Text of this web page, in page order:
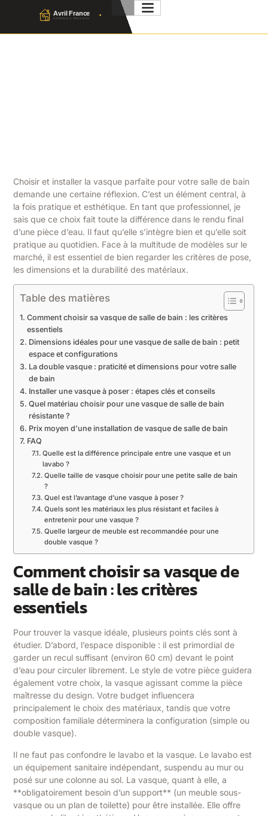
Choisir et installer la vasque parfaite pour votre salle de bain
demande une certaine réflexion. C’est un élément central, à
la fois pratique et esthétique. En tant que professionnel, je
sais que ce choix fait toute la différence dans le rendu final
d’une pièce d’eau. Il faut qu’elle s’intègre bien et qu’elle soit
pratique au quotidien. Face à la multitude de modèles sur le
marché, il est essentiel de bien regarder les critères de pose,
les dimensions et la durabilité des matériaux.
Table des matières
Comment choisir sa vasque de salle de bain : les critères
essentiels
Dimensions idéales pour une vasque de salle de bain : petit
espace et configurations
La double vasque : praticité et dimensions pour votre salle
de bain
Installer une vasque à poser : étapes clés et conseils
Quel matériau choisir pour une vasque de salle de bain
résistante ?
Prix moyen d’une installation de vasque de salle de bain
FAQ
Quelle est la différence principale entre une vasque et un
lavabo ?
Quelle taille de vasque choisir pour une petite salle de bain
?
Quel est l’avantage d’une vasque à poser ?
Quels sont les matériaux les plus résistant et faciles à
entretenir pour une vasque ?
Quelle largeur de meuble est recommandée pour une
double vasque ?
Comment choisir sa vasque de
salle de bain : les critères
essentiels
Pour trouver la vasque idéale, plusieurs points clés sont à
étudier. D’abord, l’espace disponible : il est primordial de
garder un recul suffisant (environ 60 cm) devant le point
d’eau pour circuler librement. Le style de votre pièce guidera
également votre choix, la vasque agissant comme la pièce
maîtresse du design. Votre budget influencera
principalement le choix des matériaux, tandis que votre
composition familiale déterminera la configuration (simple ou
double vasque).
Il ne faut pas confondre le lavabo et la vasque. Le lavabo est
un équipement sanitaire indépendant, suspendu au mur ou
posé sur une colonne au sol. La vasque, quant à elle, a
**obligatoirement besoin d’un support** (un meuble sous-
vasque ou un plan de toilette) pour être installée. Elle offre